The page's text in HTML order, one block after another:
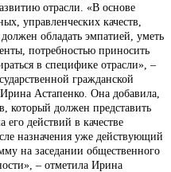
отрасли. «В основе
управленческих качеств,
обладать эмпатией, уметь
потребностью приносить
в специфике отрасли», –
гражданской
Астапенко. Она добавила,
который должен представить
его действий в качестве
назначения уже действующий
на заседании общественного
– отметила Ирина